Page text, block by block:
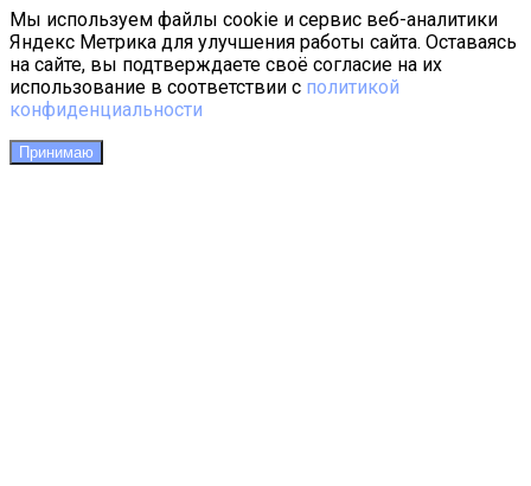
Мы используем файлы cookie и сервис веб-аналитики
Яндекс Метрика для улучшения работы сайта. Оставаясь
на сайте, вы подтверждаете своё согласие на их
использование в соответствии с политикой
конфиденциальности
Принимаю